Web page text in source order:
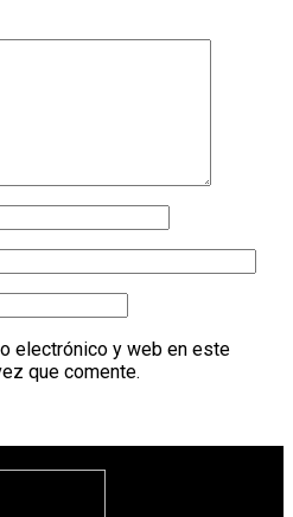
electrónico y web en este
que comente.